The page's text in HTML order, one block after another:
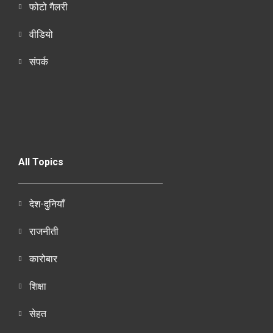
फोटो गैलरी
वीडियो
संपर्क
All Topics
देश-दुनियाँ
राजनीती
कारोबार
शिक्षा
सेहत